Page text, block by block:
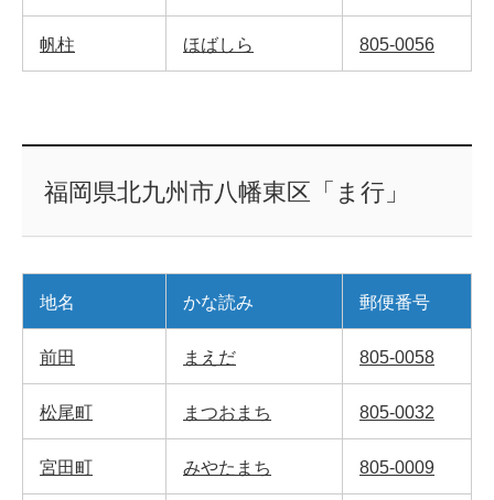
帆柱 ほばしら 805-0056
福岡県北九州市八幡東区「ま行」
地名 かな読み 郵便番号
前田 まえだ 805-0058
松尾町 まつおまち 805-0032
宮田町 みやたまち 805-0009